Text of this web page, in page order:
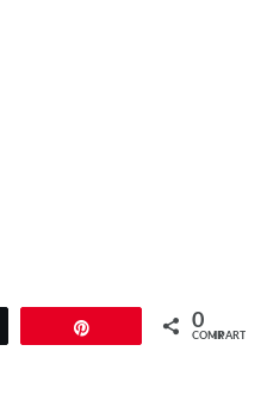
0
COMPARTIR